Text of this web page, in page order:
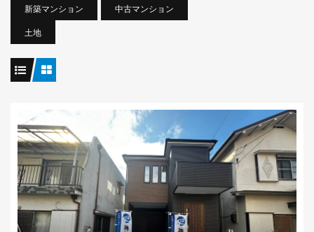
新築マンション
中古マンション
土地